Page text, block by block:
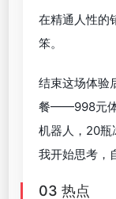
在精通人性的
笨。
结束这场体验
餐——998元体
机器人，20瓶
我开始思考，
03 热点